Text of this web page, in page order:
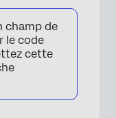
champ de
le code
cette